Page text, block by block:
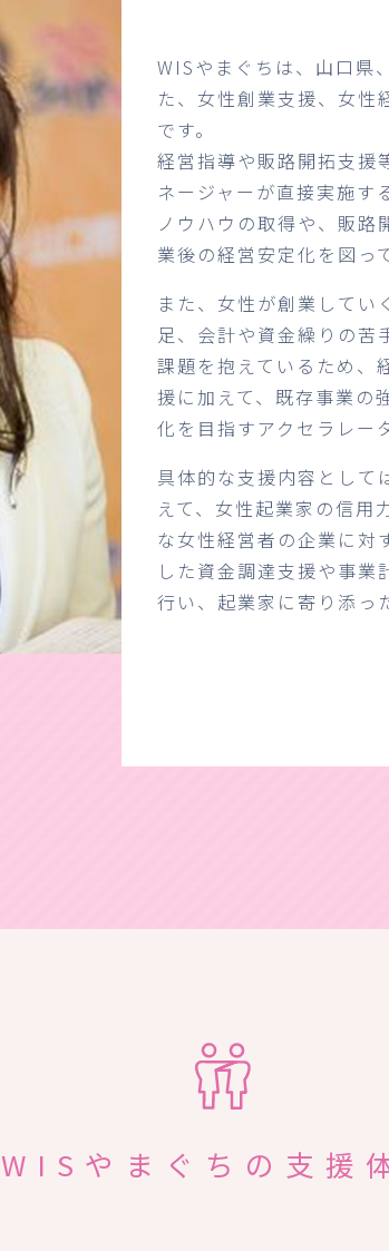
WISやまぐちは、山口県
た、女性創業支援、女性
です。
経営指導や販路開拓支援
ネージャーが直接実施す
ノウハウの取得や、販路
業後の経営安定化を図っ
また、女性が創業してい
足、会計や資金繰りの苦
課題を抱えているため、
援に加えて、既存事業の
化を目指すアクセラレー
具体的な支援内容として
えて、女性起業家の信用
な女性経営者の企業に対
した資金調達支援や事業
行い、起業家に寄り添っ
WISやまぐちの支援